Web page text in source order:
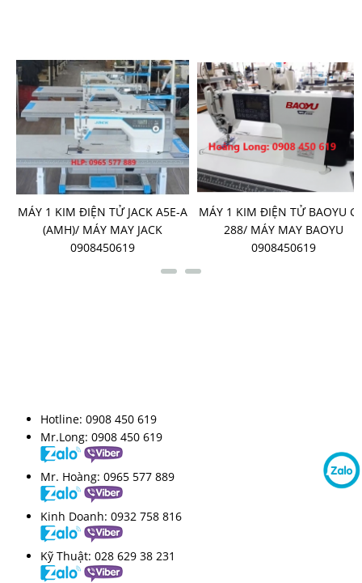
MÁY 1 KIM ĐIỆN TỬ JACK A5E-A
(AMH)/ MÁY MAY JACK
0908450619
MÁY 1 KIM ĐIỆN TỬ BAOYU
288/ MÁY MAY BAOYU
0908450619
Hotline: 0908 450 619
Mr.Long: 0908 450 619
Mr. Hoàng: 0965 577 889
Kinh Doanh: 0932 758 816
Kỹ Thuật: 028 629 38 231